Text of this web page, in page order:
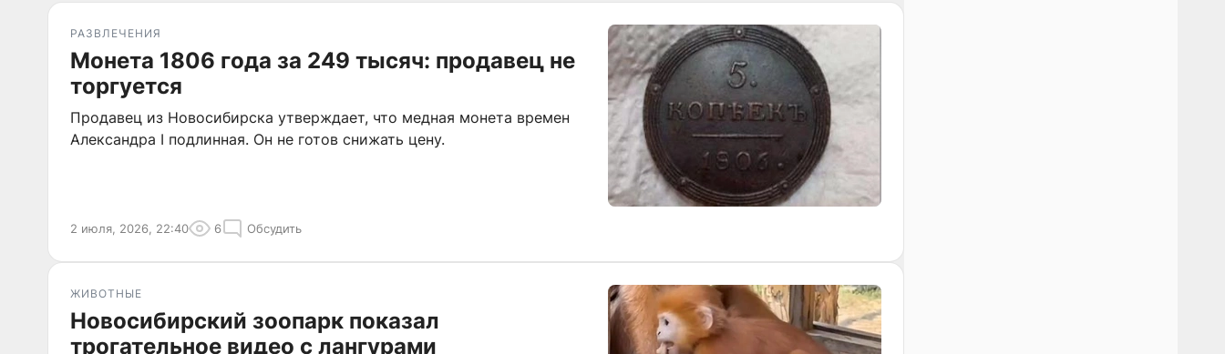
РАЗВЛЕЧЕНИЯ
Монета 1806 года за 249 тысяч: продавец не
торгуется
Продавец из Новосибирска утверждает, что медная монета времен
Александра I подлинная. Он не готов снижать цену.
2 июля, 2026, 22:40 6 Обсудить
ЖИВОТНЫЕ
Новосибирский зоопарк показал
трогательное видео с лангурами